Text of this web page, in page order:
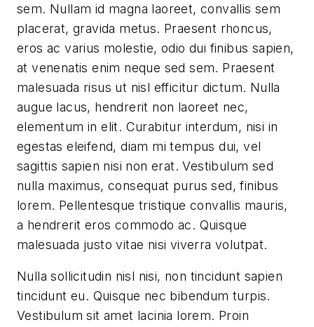
sem. Nullam id magna laoreet, convallis sem
placerat, gravida metus. Praesent rhoncus,
eros ac varius molestie, odio dui finibus sapien,
at venenatis enim neque sed sem. Praesent
malesuada risus ut nisl efficitur dictum. Nulla
augue lacus, hendrerit non laoreet nec,
elementum in elit. Curabitur interdum, nisi in
egestas eleifend, diam mi tempus dui, vel
sagittis sapien nisi non erat. Vestibulum sed
nulla maximus, consequat purus sed, finibus
lorem. Pellentesque tristique convallis mauris,
a hendrerit eros commodo ac. Quisque
malesuada justo vitae nisi viverra volutpat.
Nulla sollicitudin nisl nisi, non tincidunt sapien
tincidunt eu. Quisque nec bibendum turpis.
Vestibulum sit amet lacinia lorem. Proin